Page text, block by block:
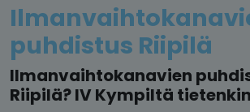
puhdistus Riipilä
Ilmanvaihtokanavien
Riipilä? IV Kympiltä